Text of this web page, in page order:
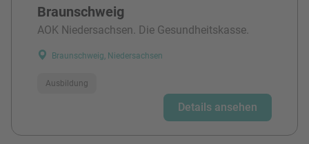
Braunschweig
AOK Niedersachsen. Die Gesundheitskasse.
Braunschweig, Niedersachsen
Ausbildung
Details ansehen